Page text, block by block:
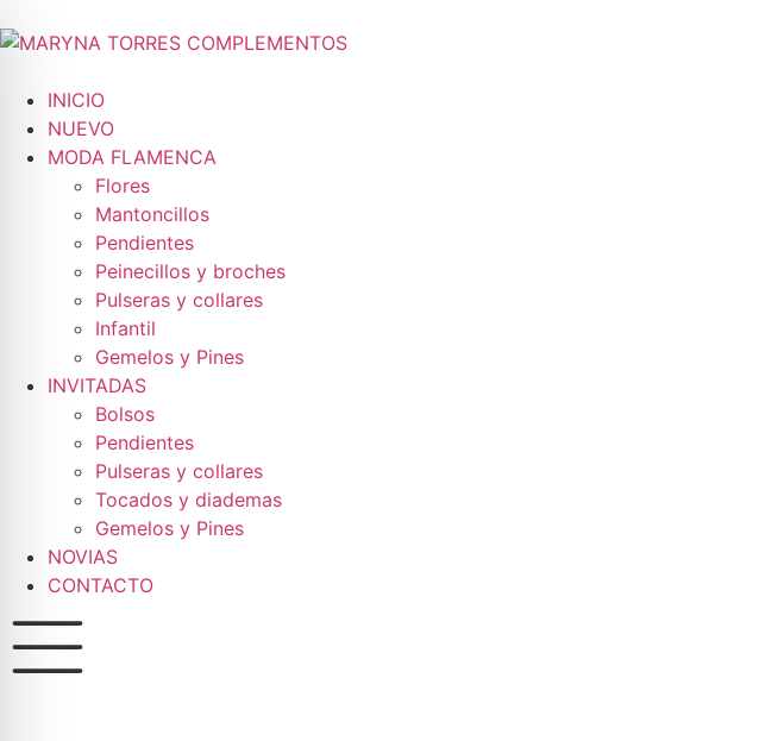
INICIO
NUEVO
MODA FLAMENCA
Flores
Mantoncillos
Pendientes
Peinecillos y broches
Pulseras y collares
Infantil
Gemelos y Pines
INVITADAS
Bolsos
Pendientes
Pulseras y collares
Tocados y diademas
Gemelos y Pines
NOVIAS
CONTACTO